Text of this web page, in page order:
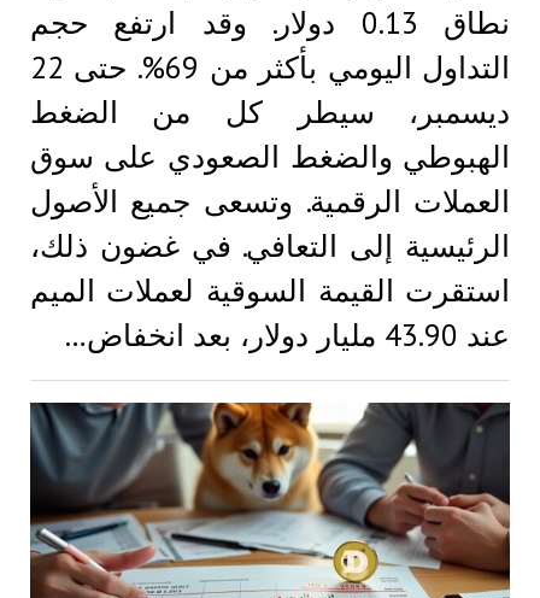
نطاق 0.13 دولار. وقد ارتفع حجم
التداول اليومي بأكثر من 69%. حتى 22
ديسمبر، سيطر كل من الضغط
الهبوطي والضغط الصعودي على سوق
العملات الرقمية. وتسعى جميع الأصول
الرئيسية إلى التعافي. في غضون ذلك،
استقرت القيمة السوقية لعملات الميم
عند 43.90 مليار دولار، بعد انخفاض…